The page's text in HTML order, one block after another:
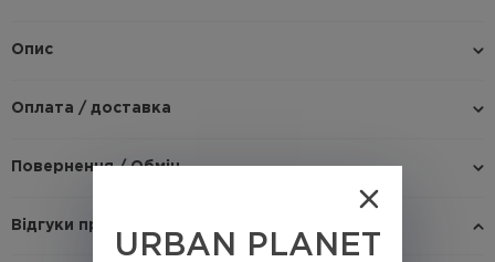
URBAN PLANET
Опис
Оплата / доставка
Повернення / Обмін
Відгуки про товар